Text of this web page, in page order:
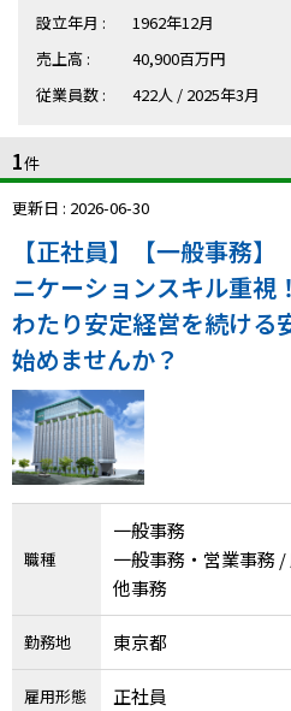
設立年月 :
1962年12月
売上高 :
40,900百万円
従業員数 :
422人 / 2025年3月
1件
更新日 : 2026-06-30
【正社員】【一般事務
ニケーションスキル重視
わたり安定経営を続ける
始めませんか？
職種
一般事務
一般事務・営業事務
他事務
勤務地 東京都
雇用形態 正社員
障害のある新卒学生専門の就職エ
求人検索・スカウトサービス
障害者専門の求人検索・スカウ
就労移行支援サービス
障害別専門支援の就労移行支援サ
IT・Web制作スキルを身につけ
ソーシャルファームサービス
就労移行支援サービス
就職・転職ノウハウ
お問い合わせ・よくある質問
お問い合わせ
よくある質問
採用をお考えの企業様はこちら